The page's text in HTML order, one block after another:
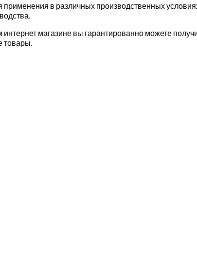
в различных производственных
магазине вы гарантированно можете
товары.